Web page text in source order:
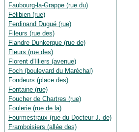
Faubourg-la-Grappe (rue du)
Félibien (rue)
Ferdinand Dugué (rue)
Fileurs (rue des)
Flandre Dunkerque (rue de)
Fleurs (rue des)
Florent d'Illiers (avenue)
Foch (boulevard du Maréchal)
Fondeurs (place des)
Fontaine (rue)
Foucher de Chartres (rue)
Foulerie (rue de la)
Fourmestraux (rue du Docteur J. de)
Framboisiers (allée des)